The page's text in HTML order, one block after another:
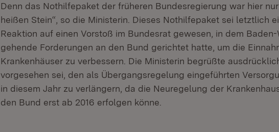
Denn das Nothilfepaket der früheren Bundesregierung war hier
heißen Stein“, so die Ministerin. Dieses Nothilfepaket sei letztlich
Reaktion auf einen Vorstoß im Bundesrat gewesen, in dem
gehende Forderungen an den Bund gerichtet hatte, um die
Krankenhäuser zu verbessern. Die Ministerin begrüßte
vorgesehen sei, den als Übergangsregelung eingeführten
in diesem Jahr zu verlängern, da die Neuregelung der
den Bund erst ab 2016 erfolgen könne.